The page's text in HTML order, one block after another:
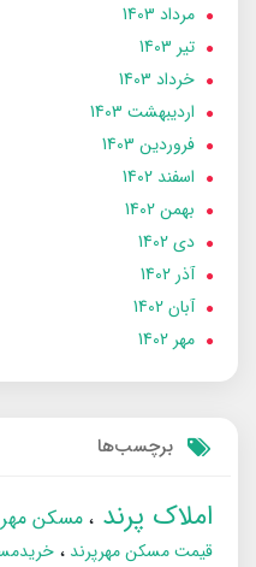
مرداد 1403
تير 1403
خرداد 1403
ارديبهشت 1403
فروردین 1403
اسفند 1402
بهمن 1402
دی 1402
آذر 1402
آبان 1402
مهر 1402
برچسب‌ها
املاک پرند مسکن
قیمت مسکن مهرپرند